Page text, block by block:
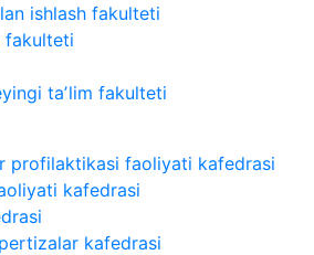
ishlash fakulteti
fakulteti
taʼlim fakulteti
profilaktikasi faoliyati kafedrasi
kafedrasi
kafedrasi